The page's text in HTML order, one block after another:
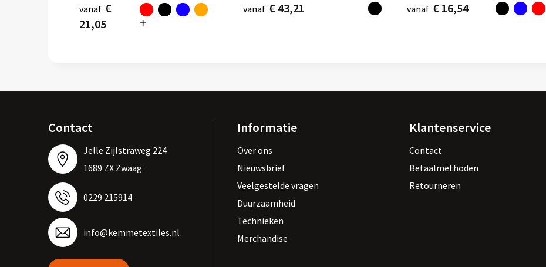
vanaf €
21,05
vanaf € 43,21 vanaf € 16,54
Contact
Jelle Zijlstraweg 224
1689 ZX Zwaag
0229 215914
info@kemmetextiles.nl
Informatie
Over ons
Nieuwsbrief
Veelgestelde vragen
Duurzaamheid
Technieken
Merchandise
Klantenservice
Contact
Betaalmethoden
Retourneren